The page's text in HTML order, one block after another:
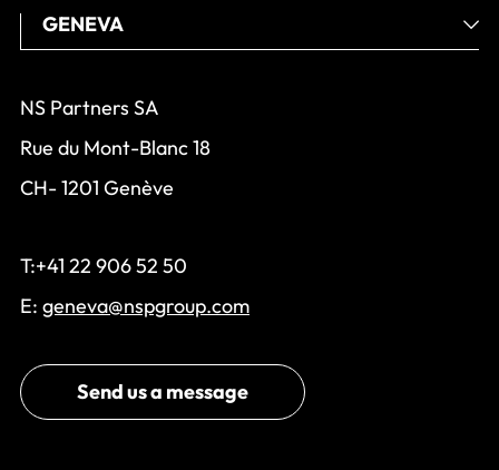
NS Partners SA
Rue du Mont-Blanc 18
CH- 1201 Genève
T:+41 22 906 52 50
E: geneva@nspgroup.com
Send us a message